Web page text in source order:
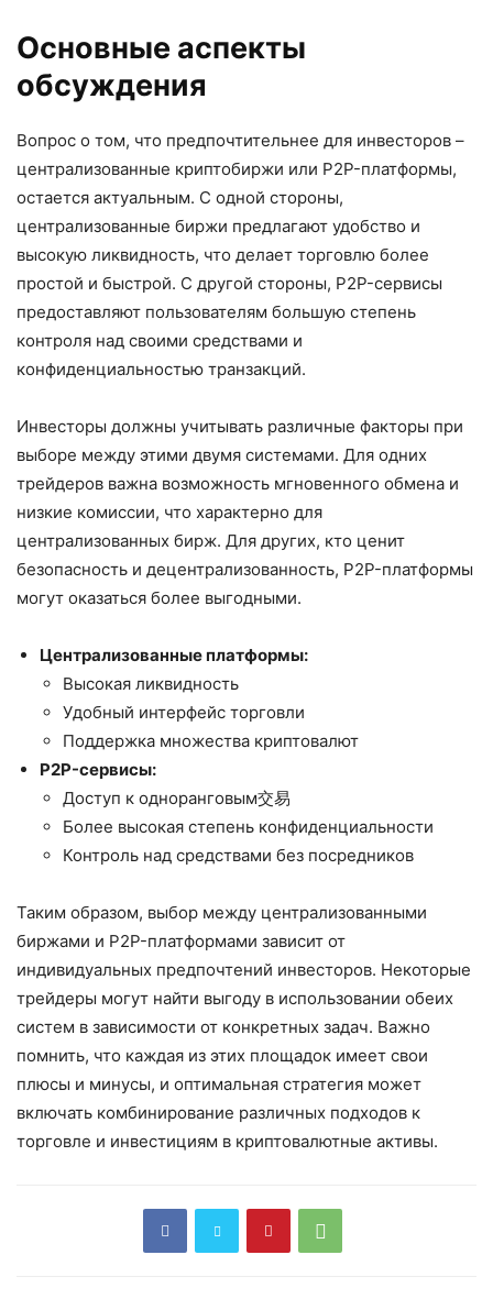
Основные аспекты
обсуждения
Вопрос о том, что предпочтительнее для инвесторов –
централизованные криптобиржи или P2P-платформы,
остается актуальным. С одной стороны,
централизованные биржи предлагают удобство и
высокую ликвидность, что делает торговлю более
простой и быстрой. С другой стороны, P2P-сервисы
предоставляют пользователям большую степень
контроля над своими средствами и
конфиденциальностью транзакций.
Инвесторы должны учитывать различные факторы при
выборе между этими двумя системами. Для одних
трейдеров важна возможность мгновенного обмена и
низкие комиссии, что характерно для
централизованных бирж. Для других, кто ценит
безопасность и децентрализованность, P2P-платформы
могут оказаться более выгодными.
Централизованные платформы:
Высокая ликвидность
Удобный интерфейс торговли
Поддержка множества криптовалют
P2P-сервисы:
Доступ к одноранговым交易
Более высокая степень конфиденциальности
Контроль над средствами без посредников
Таким образом, выбор между централизованными
биржами и P2P-платформами зависит от
индивидуальных предпочтений инвесторов. Некоторые
трейдеры могут найти выгоду в использовании обеих
систем в зависимости от конкретных задач. Важно
помнить, что каждая из этих площадок имеет свои
плюсы и минусы, и оптимальная стратегия может
включать комбинирование различных подходов к
торговле и инвестициям в криптовалютные активы.